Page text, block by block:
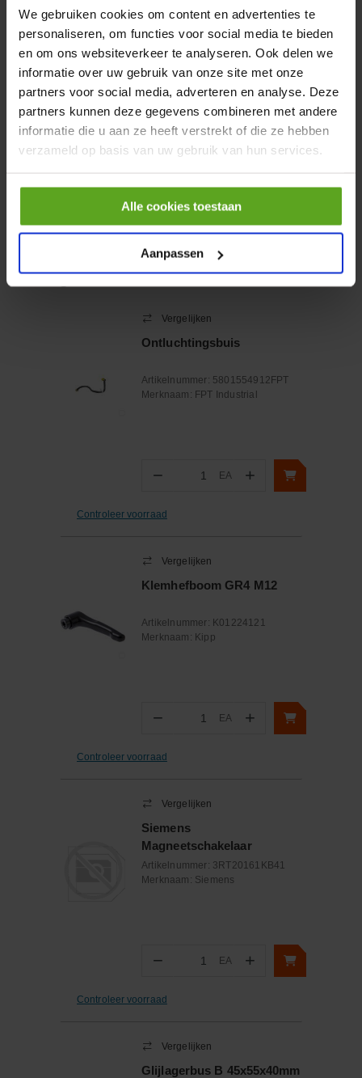
We gebruiken cookies om content en advertenties te
personaliseren, om functies voor social media te bieden
en om ons websiteverkeer te analyseren. Ook delen we
informatie over uw gebruik van onze site met onze
partners voor social media, adverteren en analyse. Deze
partners kunnen deze gegevens combineren met andere
informatie die u aan ze heeft verstrekt of die ze hebben
verzameld op basis van uw gebruik van hun services.
Alle cookies toestaan
Aanpassen
− +
HP 12 MOTOR B14 380VAC
0,25KW
Artikelnummer:OK9HPA1240
Merknaam:
Emmegi
€ 32,50
incl. BTW
−
Onlangs bekeken:
Vergelijken
Ontluchtingsbuis
Artikelnummer: 5801554912FPT
Merknaam: FPT Industrial
− Aantal
EA +
Controleer voorraad
Vergelijken
Klemhefboom GR4 M12
Artikelnummer: K01224121
Merknaam: Kipp
− Aantal
EA +
Controleer voorraad
Vergelijken
Siemens
Magneetschakelaar
Artikelnummer: 3RT20161KB41
Merknaam: Siemens
− Aantal
EA +
Controleer voorraad
Vergelijken
Glijlagerbus B 45x55x40mm